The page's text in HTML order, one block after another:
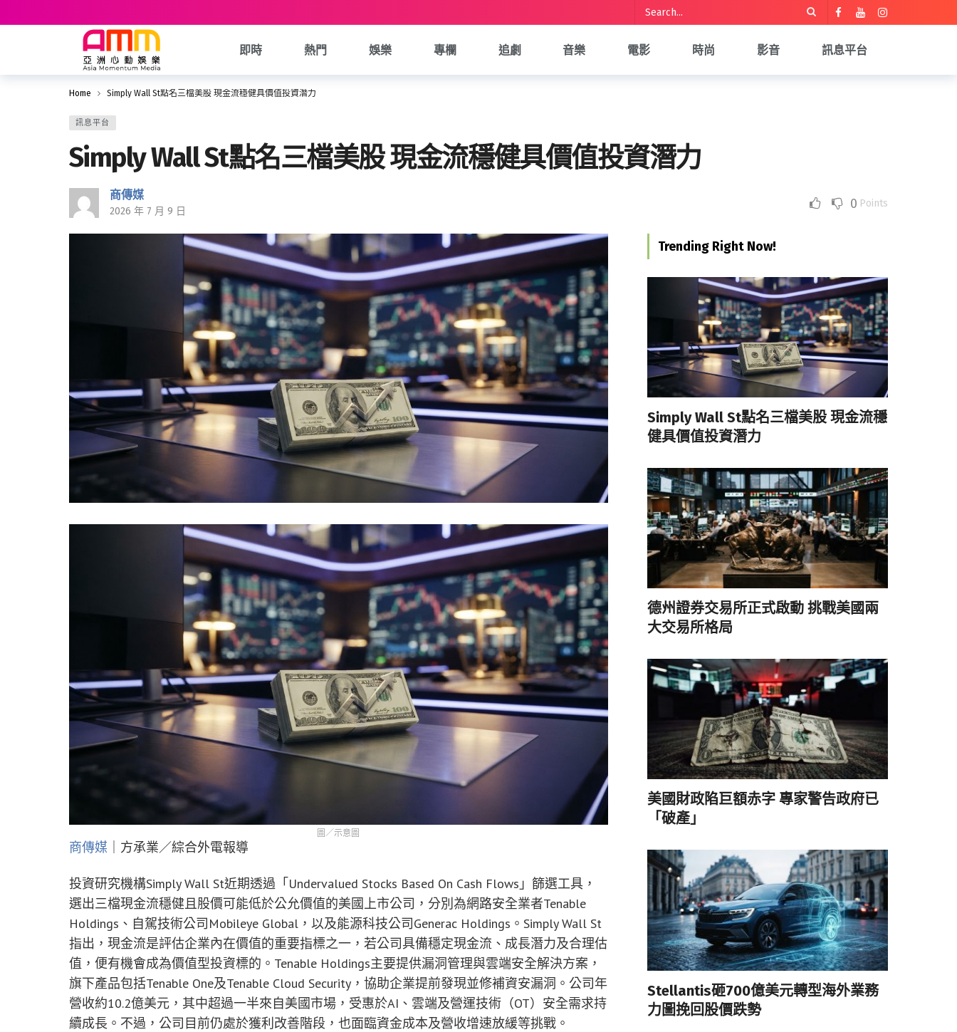
即時 熱門 娛樂 專欄 追劇 音樂 電影 時尚 影音 訊息平台
Home Simply Wall St點名三檔美股 現金流穩健具價值投資潛力
訊息平台
Simply Wall St點名三檔美股 現金流穩健具價值投資潛力
商傳媒
2026 年 7 月 9 日 0 Points
圖／示意圖
商傳媒 ｜方承業／綜合外電報導
投資研究機構Simply Wall St近期透過「Undervalued Stocks Based On Cash Flows」篩選工具，
選出三檔現金流穩健且股價可能低於公允價值的美國上市公司，分別為網路安全業者Tenable
Holdings、自駕技術公司Mobileye Global，以及能源科技公司Generac Holdings。Simply Wall St
指出，現金流是評估企業內在價值的重要指標之一，若公司具備穩定現金流、成長潛力及合理估
值，便有機會成為價值型投資標的。Tenable Holdings主要提供漏洞管理與雲端安全解決方案，
旗下產品包括Tenable One及Tenable Cloud Security，協助企業提前發現並修補資安漏洞。公司年
營收約10.2億美元，其中超過一半來自美國市場，受惠於AI、雲端及營運技術（OT）安全需求持
續成長。不過，公司目前仍處於獲利改善階段，也面臨資金成本及營收增速放緩等挑戰。
Trending Right Now!
Simply Wall St點名三檔美股 現金流穩
健具價值投資潛力
德州證券交易所正式啟動 挑戰美國兩
大交易所格局
美國財政陷巨額赤字 專家警告政府已
「破產」
Stellantis砸700億美元轉型海外業務
力圖挽回股價跌勢